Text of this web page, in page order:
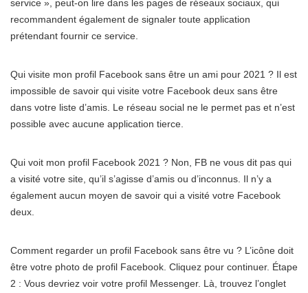
service », peut-on lire dans les pages de réseaux sociaux, qui
recommandent également de signaler toute application
prétendant fournir ce service.
Qui visite mon profil Facebook sans être un ami pour 2021 ? Il est
impossible de savoir qui visite votre Facebook deux sans être
dans votre liste d’amis. Le réseau social ne le permet pas et n’est
possible avec aucune application tierce.
Qui voit mon profil Facebook 2021 ? Non, FB ne vous dit pas qui
a visité votre site, qu’il s’agisse d’amis ou d’inconnus. Il n’y a
également aucun moyen de savoir qui a visité votre Facebook
deux.
Comment regarder un profil Facebook sans être vu ? L’icône doit
être votre photo de profil Facebook. Cliquez pour continuer. Étape
2 : Vous devriez voir votre profil Messenger. Là, trouvez l’onglet